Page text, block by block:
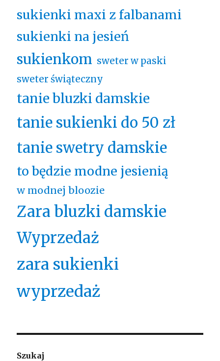
sukienki maxi z falbanami
sukienki na jesień
sukienkom sweter w paski
sweter świąteczny
tanie bluzki damskie
tanie sukienki do 50 zł
tanie swetry damskie
to będzie modne jesienią
w modnej bloozie
Zara bluzki damskie
Wyprzedaż
zara sukienki
wyprzedaż
Szukaj